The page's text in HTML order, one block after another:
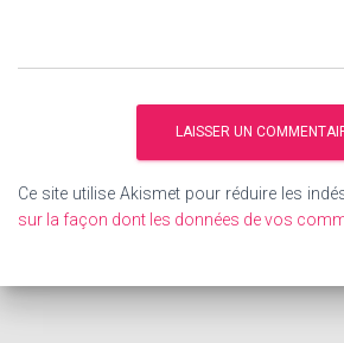
Ce site utilise Akismet pour réduire les
sur la façon dont les données de vos